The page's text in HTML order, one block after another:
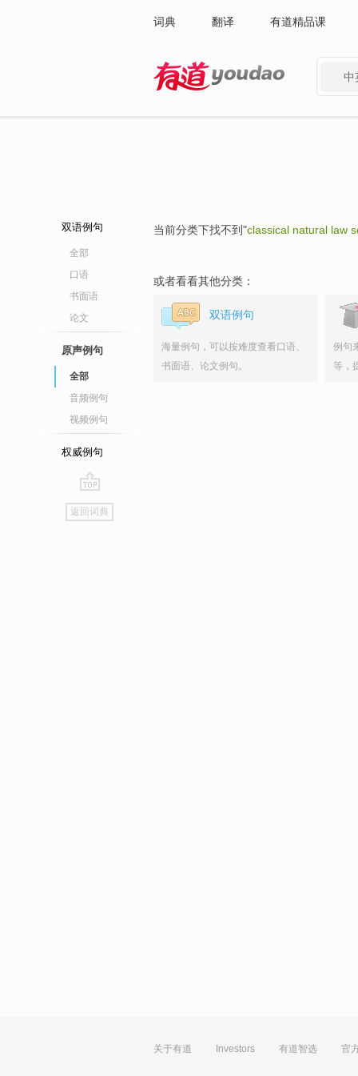
词典 翻译 有道精品课
中
双语例句
全部
口语
书面语
论文
原声例句
全部
音频例句
视频例句
权威例句
go
top
返回词典
当前分类下找不到"classical natural law
或者看看其他分类：
双语例句
海量例句，可以按难度查看口语、
书面语、论文例句。
例句
等，
关于有道 Investors 有道智选 官